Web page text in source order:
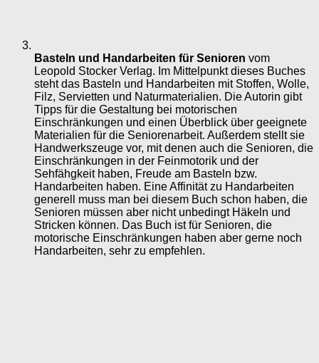
Basteln und Handarbeiten für Senioren vom
Leopold Stocker Verlag. Im Mittelpunkt dieses Buches
steht das Basteln und Handarbeiten mit Stoffen, Wolle,
Filz, Servietten und Naturmaterialien. Die Autorin gibt
Tipps für die Gestaltung bei motorischen
Einschränkungen und einen Überblick über geeignete
Materialien für die Seniorenarbeit. Außerdem stellt sie
Handwerkszeuge vor, mit denen auch die Senioren, die
Einschränkungen in der Feinmotorik und der
Sehfähgkeit haben, Freude am Basteln bzw.
Handarbeiten haben. Eine Affinität zu Handarbeiten
generell muss man bei diesem Buch schon haben, die
Senioren müssen aber nicht unbedingt Häkeln und
Stricken können. Das Buch ist für Senioren, die
motorische Einschränkungen haben aber gerne noch
Handarbeiten, sehr zu empfehlen.